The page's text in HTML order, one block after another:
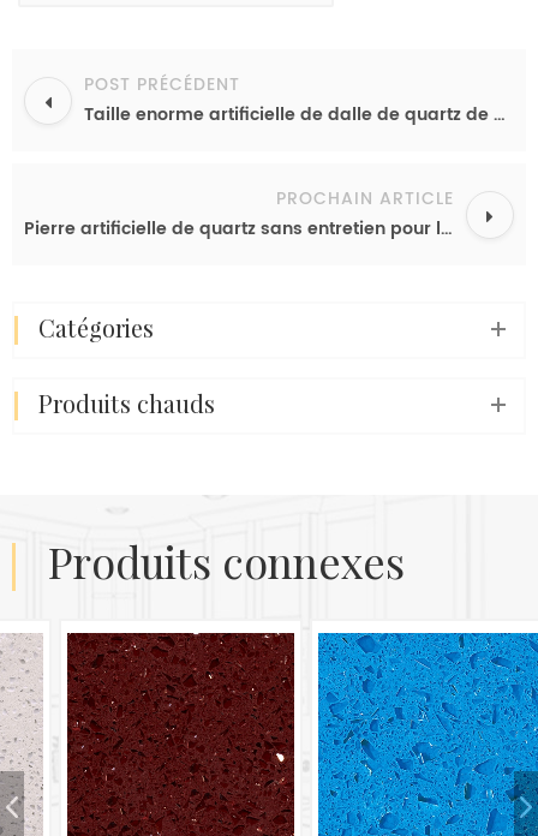
POST PRÉCÉDENT
Taille enorme artificielle de dalle de quartz de dessus de partie supérieure du comptoir de blanchisserie des dessus de banc en pierre machinée
PROCHAIN ARTICLE
Pierre artificielle de quartz sans entretien pour la dalle de Calacatta de veine d'or de dessus d'île de cuisine
catégories
produits chauds
produits connexes